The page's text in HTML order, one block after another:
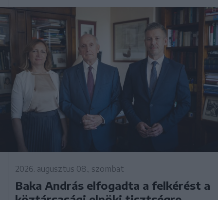
2026. augusztus 08., szombat
Baka András elfogadta a felkérést a